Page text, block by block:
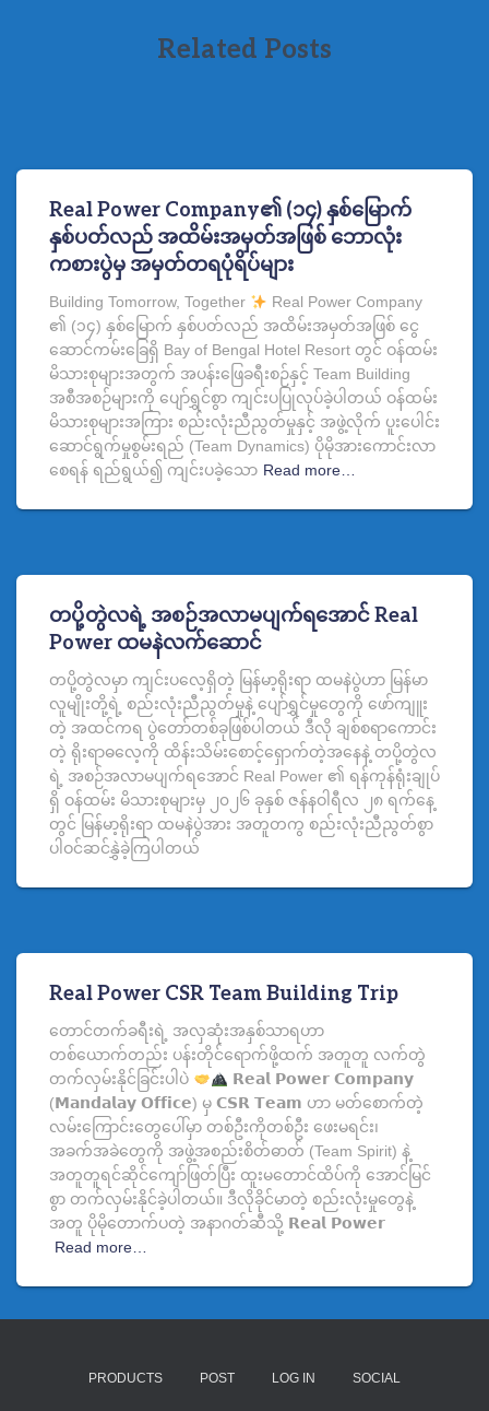
Related Posts
Real Power Company၏ (၁၄) နှစ်မြောက်
နှစ်ပတ်လည် အထိမ်းအမှတ်အဖြစ် ဘောလုံး
ကစားပွဲမှ အမှတ်တရပုံရိပ်များ
Building Tomorrow, Together
Real Power Company
၏ (၁၄) နှစ်မြောက် နှစ်ပတ်လည် အထိမ်းအမှတ်အဖြစ် ငွေ
ဆောင်ကမ်းခြေရှိ Bay of Bengal Hotel Resort တွင် ဝန်ထမ်း
မိသားစုများအတွက် အပန်းဖြေခရီးစဉ်နှင့် Team Building
အစီအစဉ်များကို ပျော်ရွှင်စွာ ကျင်းပပြုလုပ်ခဲ့ပါတယ် ဝန်ထမ်း
မိသားစုများအကြား စည်းလုံးညီညွတ်မှုနှင့် အဖွဲ့လိုက် ပူးပေါင်း
ဆောင်ရွက်မှုစွမ်းရည် (Team Dynamics) ပိုမိုအားကောင်းလာ
စေရန် ရည်ရွယ်၍ ကျင်းပခဲ့သော Read more…
တပို့တွဲလရဲ့ အစဉ်အလာမပျက်ရအောင် Real
Power ထမနဲလက်ဆောင်
တပို့တွဲလမှာ ကျင်းပလေ့ရှိတဲ့ မြန်မာ့ရိုးရာ ထမနဲပွဲဟာ မြန်မာ
လူမျိုးတို့ရဲ့ စည်းလုံးညီညွတ်မှုနဲ့ ပျော်ရွှင်မှုတွေကို ဖော်ကျူး
တဲ့ အထင်ကရ ပွဲ‌တော်တစ်ခုဖြစ်ပါတယ် ဒီလို ချစ်စရာကောင်း
တဲ့ ရိုးရာဓလေ့ကို ထိန်းသိမ်းစောင့်ရှောက်တဲ့အနေနဲ့ တပို့တွဲလ
ရဲ့ အစဉ်အလာမပျက်ရအောင် Real Power ၏ ရန်ကုန်ရုံးချုပ်
ရှိ ဝန်ထမ်း မိသားစုများမှ ၂၀၂၆ ခုနှစ် ဇန်နဝါရီလ ၂၈ ရက်နေ့
တွင် မြန်မာ့ရိုးရာ ထမနဲပွဲအား အတူတကွ စည်းလုံးညီညွတ်စွာ
ပါဝင်ဆင်နွှဲခဲ့ကြပါတယ်
Real Power CSR Team Building Trip
တောင်တက်ခရီးရဲ့ အလှဆုံးအနှစ်သာရဟာ
တစ်ယောက်တည်း ပန်းတိုင်ရောက်ဖို့ထက် အတူတူ လက်တွဲ
တက်လှမ်းနိုင်ခြင်းပါပဲ
𝗥𝗲𝗮𝗹 𝗣𝗼𝘄𝗲𝗿 𝗖𝗼𝗺𝗽𝗮𝗻𝘆
(𝗠𝗮𝗻𝗱𝗮𝗹𝗮𝘆 𝗢𝗳𝗳𝗶𝗰𝗲) မှ 𝗖𝗦𝗥 𝗧𝗲𝗮𝗺 ဟာ မတ်စောက်တဲ့
လမ်းကြောင်းတွေပေါ်မှာ တစ်ဦးကိုတစ်ဦး ဖေးမရင်း၊
အခက်အခဲတွေကို အဖွဲ့အစည်းစိတ်ဓာတ် (Team Spirit) နဲ့
အတူတူရင်ဆိုင်ကျော်ဖြတ်ပြီး ထူးမတောင်ထိပ်ကို အောင်မြင်
စွာ တက်လှမ်းနိုင်ခဲ့ပါတယ်။ ဒီလိုခိုင်မာတဲ့ စည်းလုံးမှုတွေနဲ့
အတူ ပိုမိုတောက်ပတဲ့ အနာဂတ်ဆီသို့ 𝗥𝗲𝗮𝗹 𝗣𝗼𝘄𝗲𝗿
Read more…
PRODUCTS POST LOG IN SOCIAL